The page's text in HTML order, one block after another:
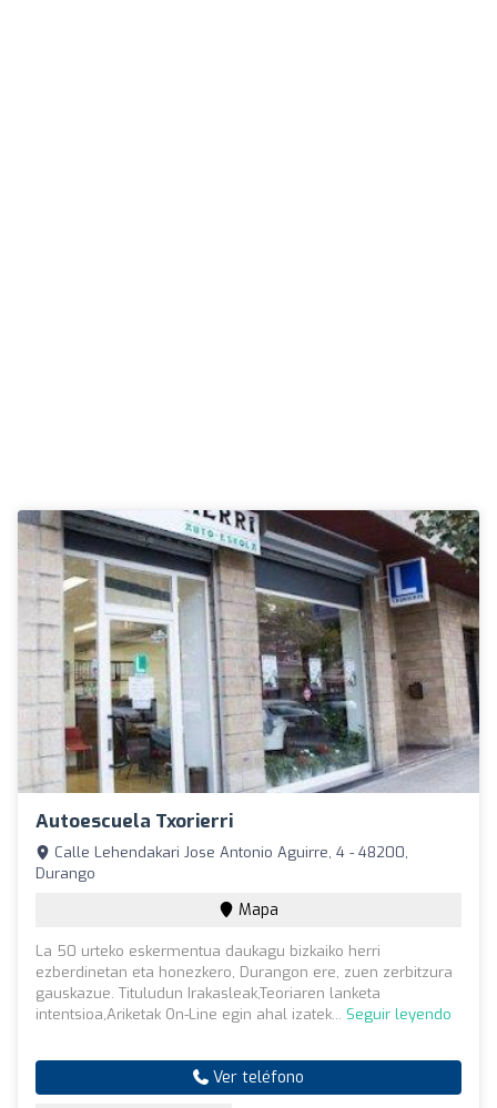
Autoescuela Txorierri
Calle Lehendakari Jose Antonio Aguirre, 4 - 48200,
Durango
Mapa
La 50 urteko eskermentua daukagu bizkaiko herri
ezberdinetan eta honezkero, Durangon ere, zuen zerbitzura
gauskazue. Tituludun Irakasleak,Teoriaren lanketa
intentsioa,Ariketak On-Line egin ahal izatek... Seguir leyendo
Ver teléfono